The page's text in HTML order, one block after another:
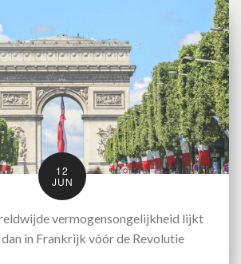
12
JUN
vermogensongelijkheid lijkt
in Frankrijk vóór de Revolutie